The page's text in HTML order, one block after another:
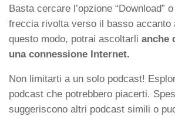
Basta cercare l’opzione “Download”
freccia rivolta verso il basso accanto
questo modo, potrai ascoltarli anche
una connessione Internet.
Non limitarti a un solo podcast!
podcast che potrebbero piacerti.
suggeriscono altri podcast simili o